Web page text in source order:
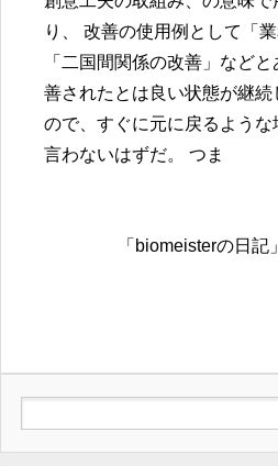
り、 改善の使用例として「
「二国間関係の改善」など
善されたとは良い状態が継
ので、すぐに元に戻るよう
言わないはずだ。 つま
「biomeisterの日記